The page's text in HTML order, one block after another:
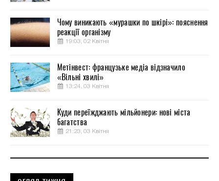
Чому виникають «мурашки по шкірі»: пояснення
реакції організму
19:03, 02 Квітня
Метінвест: французьке медіа відзначило
«Вільні хвилі»
13:24, 03 Квітня
Куди переїжджають мільйонери: нові міста
багатства
21:23, 03 Квітня